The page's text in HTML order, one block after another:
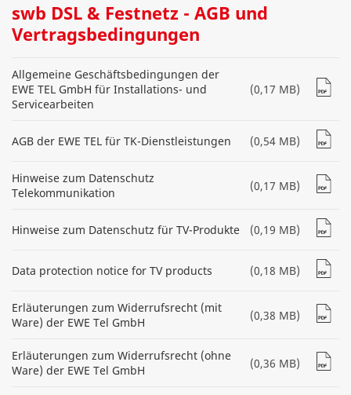
swb DSL & Festnetz - AGB und
Vertragsbedingungen
Allgemeine Geschäftsbedingungen der
EWE TEL GmbH für Installations- und
Servicearbeiten
(0,17 MB)
AGB der EWE TEL für TK-Dienstleistungen (0,54 MB)
Hinweise zum Datenschutz
Telekommunikation
(0,17 MB)
Hinweise zum Datenschutz für TV-Produkte (0,19 MB)
Data protection notice for TV products (0,18 MB)
Erläuterungen zum Widerrufsrecht (mit
Ware) der EWE Tel GmbH
(0,38 MB)
Erläuterungen zum Widerrufsrecht (ohne
Ware) der EWE Tel GmbH
(0,36 MB)